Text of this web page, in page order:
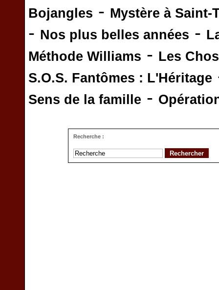
Bojangles - Mystère à Saint-
- Nos plus belles années -
Méthode Williams - Les
S.O.S. Fantômes : L'Héritage
Sens de la famille -
Recherche :